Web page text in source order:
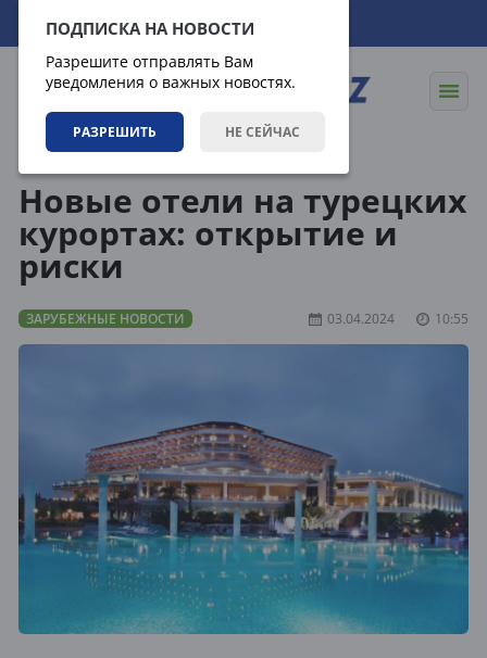
ПОДПИСКА НА НОВОСТИ
Разрешите отправлять Вам
уведомления о важных новостях.
РАЗРЕШИТЬ НЕ СЕЙЧАС
06.08.2026 17:25:32
Новые отели на турецких
курортах: открытие и
риски
ЗАРУБЕЖНЫЕ НОВОСТИ 03.04.2024 10:55